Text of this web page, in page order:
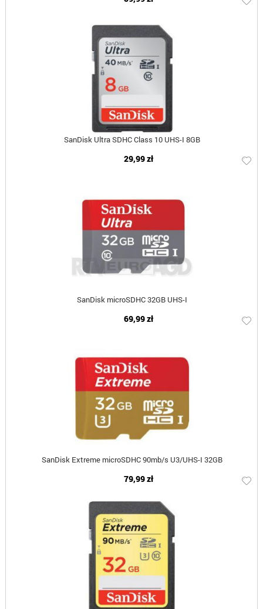
SanDisk Ultra SDHC Class 10 UHS-I 8GB
29,99 zł
SanDisk microSDHC 32GB UHS-I
69,99 zł
SanDisk Extreme microSDHC 90mb/s U3/UHS-I 32GB
79,99 zł